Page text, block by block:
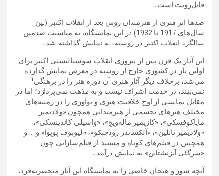
قابل‌رویت است.ـ
صدها اثر هنری از هنرمندان روس بعد از انقلاب اکتبر (بین
سال‌های 1917 تا 1932) در این نمایشگاه، به مناسبت صدمین
سالگرد انقلاب اکتبر در روسیه، به نمایش گذاشته شد.ـ
این آثار یک قرن پس از پیروزی انقلاب سوسیالیستی اکتبر برای
اولین بار در کشوری خارج از روسیه در معرض نمایش گذارده
می‌شد، برخلاف دیگر آثار هنری آن دوره هنر را در برهنگی۱
نمی‌بیند، در خدمت اشراف نیست و به مذهب نمی‌پردازد؛ اما در
مقابل نمایشی از اوج خلاقیت هنری و نوآوری را در زمینه‌های
مختلف هنرهای تجسمی از هنرمندانی همچون «ولادیمیر
مایاکوفسکی»، «کازیمیر ماله‌ویچ»، «واسیلی کاندینسکی»،
«ولادیمیر تاتلین»، «آلکساندر رودچنکو»، «لیوبوف پوپوا» و … و
همچنین در فیلم‌های کوتاه و مستند از فیلم‌سازانی چون
«سرگئی آیزنشتاین» به نمایش درآمد.ـ
آنچه شور و هیجان خاصی را به نمایشگاه این آثار منحصربه‌فرد،